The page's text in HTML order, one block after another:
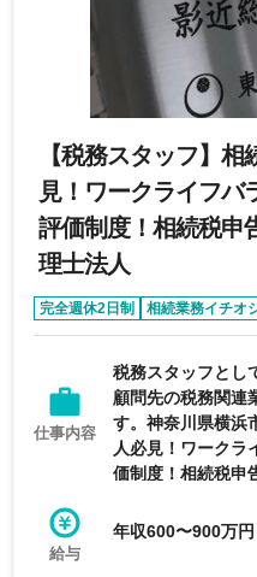
【税務スタッフ】
見！ワークライフバ
評価制度！相続税申
理士法人
完全週休2日制 相続業務イチオ
年間休日120日以上
仕事内容
税務スタッフとし
顧問先の税務関連
す。神奈川県横浜
人必見！ワークラ
価制度！相続税申
給与
年収600〜900万円